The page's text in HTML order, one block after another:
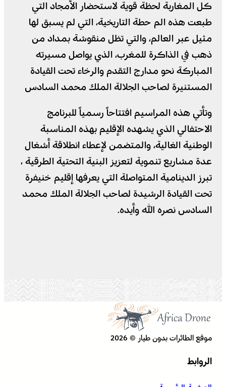
كل المغاربة لحظة قوية لاستحضار الأمجاد التي
طبعت هذه الم حطة التاريخية، التي لم يسبق لها
مثيل عبر العالم، والتي تظل منقوشة بمداد من
ذهب في الذاكرة للمغرب، الذي يواصل مسيرته
المباركة نحو مدارج التقدم والرخاء تحت القيادة
المستنيرة لصاحب الجلالة الملك محمد السادس
وتأتي هذه المراسيم افتتاحاً رسمياً للبرنامج
الاحتفالي الذي يشهده الإقليم بهذه المناسبة
الوطنية الغالية، والمتضمن لإعطاء انطلاقة أشغال
عدة مشاريع تنموية لتعزيز البنية التحتية الطرقية ،
تبرز الدينامية المتواصلة التي يعرفها إقليم خنيفرة
تحت القيادة الرشيدة لصاحب الجلالة الملك محمد
السادس نصره الله وأيده.
موقع الطائرات بدون طيار © 2026
الروابط